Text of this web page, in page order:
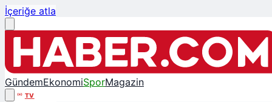
İçeriğe atla
GündemEkonomiSporMagazin
TV